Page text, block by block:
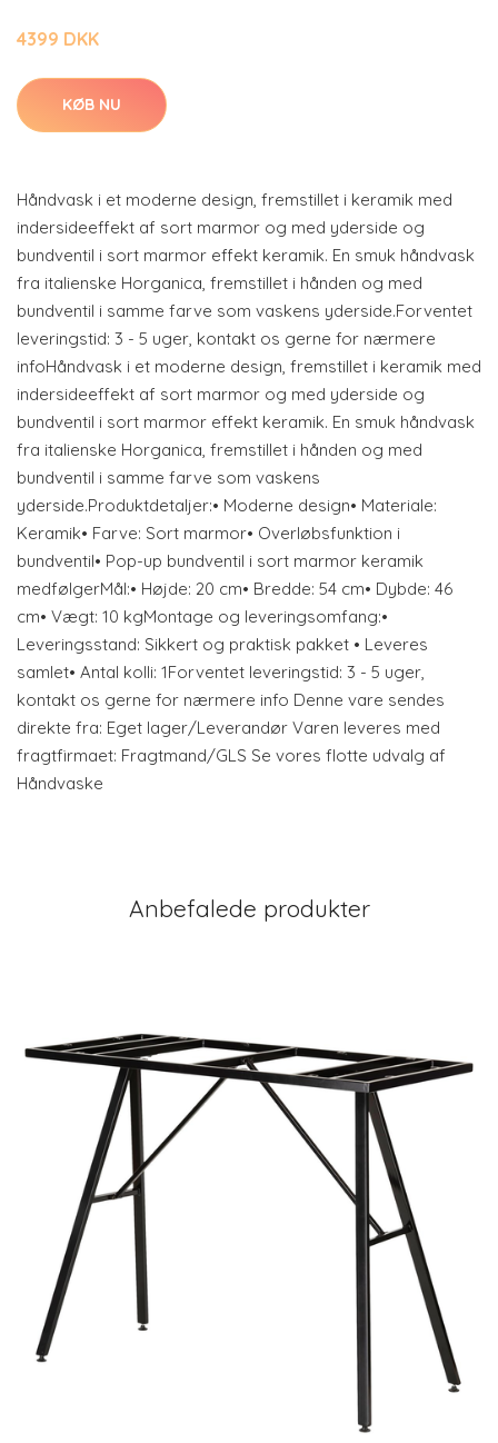
4399 DKK
KØB NU
Håndvask i et moderne design, fremstillet i keramik med
indersideeffekt af sort marmor og med yderside og
bundventil i sort marmor effekt keramik. En smuk håndvask
fra italienske Horganica, fremstillet i hånden og med
bundventil i samme farve som vaskens yderside.Forventet
leveringstid: 3 - 5 uger, kontakt os gerne for nærmere
infoHåndvask i et moderne design, fremstillet i keramik med
indersideeffekt af sort marmor og med yderside og
bundventil i sort marmor effekt keramik. En smuk håndvask
fra italienske Horganica, fremstillet i hånden og med
bundventil i samme farve som vaskens
yderside.Produktdetaljer:• Moderne design• Materiale:
Keramik• Farve: Sort marmor• Overløbsfunktion i
bundventil• Pop-up bundventil i sort marmor keramik
medfølgerMål:• Højde: 20 cm• Bredde: 54 cm• Dybde: 46
cm• Vægt: 10 kgMontage og leveringsomfang:•
Leveringsstand: Sikkert og praktisk pakket • Leveres
samlet• Antal kolli: 1Forventet leveringstid: 3 - 5 uger,
kontakt os gerne for nærmere info Denne vare sendes
direkte fra: Eget lager/Leverandør Varen leveres med
fragtfirmaet: Fragtmand/GLS Se vores flotte udvalg af
Håndvaske
Anbefalede produkter